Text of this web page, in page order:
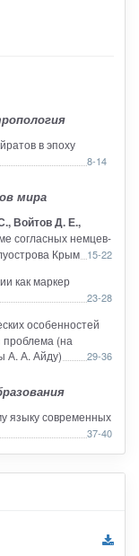
в эпоху
8-14
мира
Войтов Д. Е.,
согласных немцев-
Крым 15-22
как маркер
23-28
особенностей
проблема (на
А. А. Айду)
29-36
языку современных
37-40